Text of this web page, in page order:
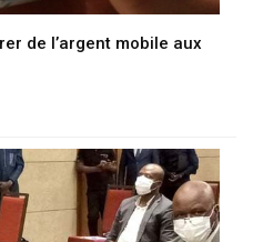
de l’argent mobile aux